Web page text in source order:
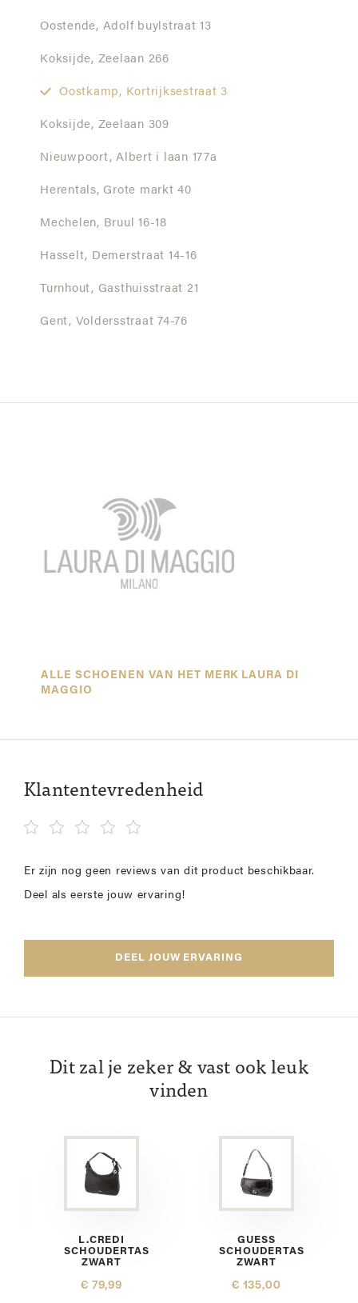
Oostende, Adolf buylstraat 13
Koksijde, Zeelaan 266
Oostkamp, Kortrijksestraat 3
Koksijde, Zeelaan 309
Nieuwpoort, Albert i laan 177a
Herentals, Grote markt 40
Mechelen, Bruul 16-18
Hasselt, Demerstraat 14-16
Turnhout, Gasthuisstraat 21
Gent, Voldersstraat 74-76
ALLE SCHOENEN VAN HET MERK LAURA DI
MAGGIO
Klantentevredenheid
Er zijn nog geen reviews van dit product beschikbaar.
Deel als eerste jouw ervaring!
DEEL JOUW ERVARING
Dit zal je zeker & vast ook leuk
vinden
L.CREDI
SCHOUDERTAS
ZWART
€ 79,99
GUESS
SCHOUDERTAS
ZWART
€ 135,00